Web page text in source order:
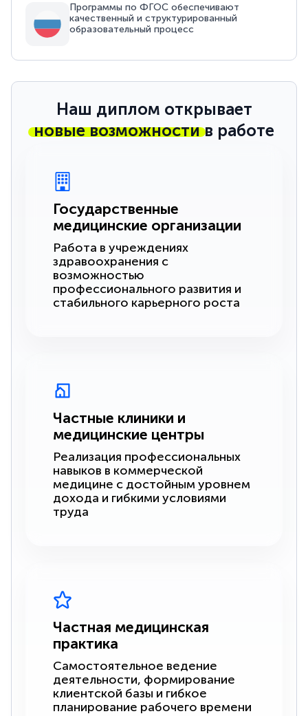
Программы по ФГОС обеспечивают
качественный и структурированный
образовательный процесс
Наш диплом открывает
новые возможностив работе
Государственные
медицинские организации
Работа в учреждениях
здравоохранения с
возможностью
профессионального развития и
стабильного карьерного роста
Частные клиники и
медицинские центры
Реализация профессиональных
навыков в коммерческой
медицине с достойным уровнем
дохода и гибкими условиями
труда
Частная медицинская
практика
Самостоятельное ведение
деятельности, формирование
клиентской базы и гибкое
планирование рабочего времени